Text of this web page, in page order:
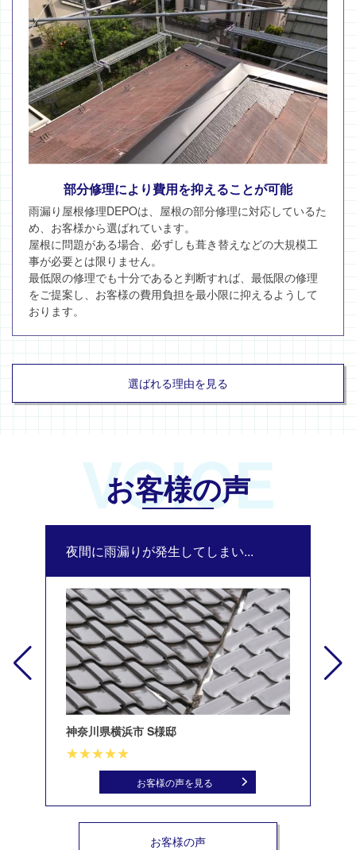
部分修理により費用を抑えることが可能
雨漏り屋根修理DEPOは、屋根の部分修理に対応しているた
め、お客様から選ばれています。
屋根に問題がある場合、必ずしも葺き替えなどの大規模工
事が必要とは限りません。
最低限の修理でも十分であると判断すれば、最低限の修理
をご提案し、お客様の費用負担を最小限に抑えるようして
おります。
選ばれる理由を見る
VOICE
お客様の声
夜間に雨漏りが発生してしまい...
神奈川県横浜市 S様邸
お客様の声を見る
お客様の声